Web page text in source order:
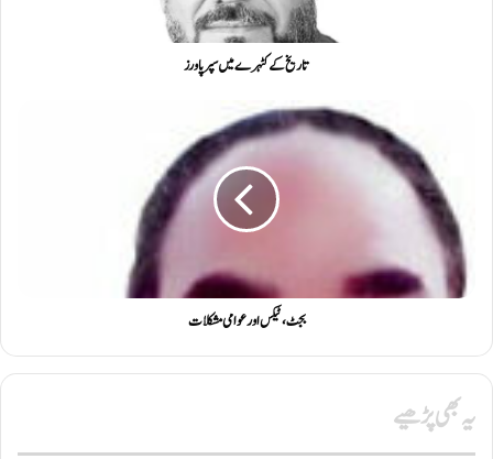
تاریخ کے کٹہرے میں سپر پاورز
بجٹ، ٹیکس اور عوامی مشکلات
یہ بھی پڑھیے